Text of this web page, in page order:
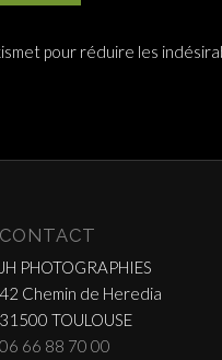
pour réduire les
CONTACT
JH PHOTOGRAPHIES
42 Chemin de Heredia
31500 TOULOUSE
06 66 88 70 00